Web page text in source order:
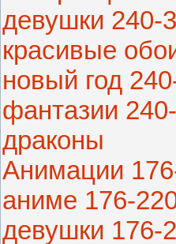
девушки 240-
красивые
новый год
фантазии
драконы
Анимации
аниме 176-
девушки 176-